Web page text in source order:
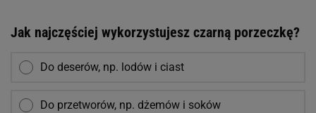
Jak najczęściej wykorzystujesz czarną porzeczkę?
Do deserów, np. lodów i ciast
Do przetworów, np. dżemów i soków